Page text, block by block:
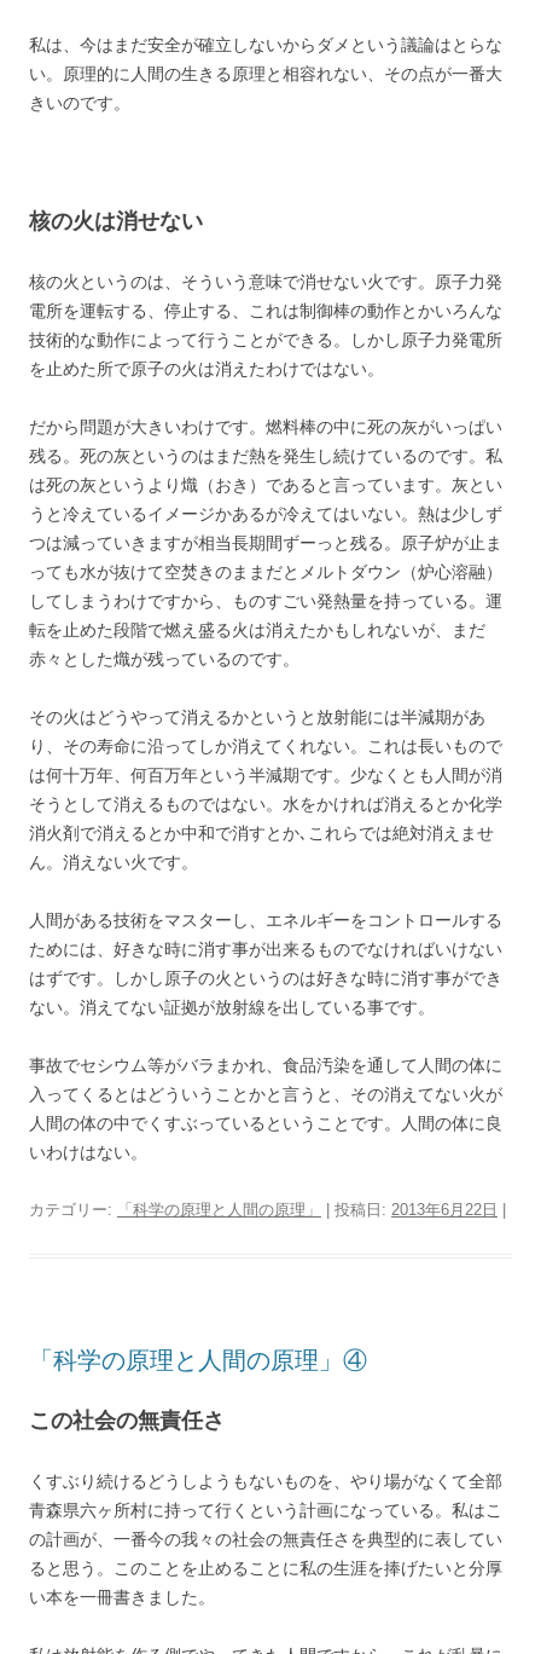
私は、今はまだ安全が確立しないからダメという議論はとらな
い。原理的に人間の生きる原理と相容れない、その点が一番大
きいのです。
核の火は消せない
核の火というのは、そういう意味で消せない火です。原子力発
電所を運転する、停止する、これは制御棒の動作とかいろんな
技術的な動作によって行うことができる。しかし原子力発電所
を止めた所で原子の火は消えたわけではない。
だから問題が大きいわけです。燃料棒の中に死の灰がいっぱい
残る。死の灰というのはまだ熱を発生し続けているのです。私
は死の灰というより熾（おき）であると言っています。灰とい
うと冷えているイメージかあるが冷えてはいない。熱は少しず
つは減っていきますが相当長期間ずーっと残る。原子炉が止ま
っても水が抜けて空焚きのままだとメルトダウン（炉心溶融）
してしまうわけですから、ものすごい発熱量を持っている。運
転を止めた段階で燃え盛る火は消えたかもしれないが、まだ
赤々とした熾が残っているのです。
その火はどうやって消えるかというと放射能には半減期があ
り、その寿命に沿ってしか消えてくれない。これは長いもので
は何十万年、何百万年という半減期です。少なくとも人間が消
そうとして消えるものではない。水をかければ消えるとか化学
消火剤で消えるとか中和で消すとか､これらでは絶対消えませ
ん。消えない火です。
人間がある技術をマスターし、エネルギーをコントロールする
ためには、好きな時に消す事が出来るものでなければいけない
はずです。しかし原子の火というのは好きな時に消す事ができ
ない。消えてない証拠が放射線を出している事です。
事故でセシウム等がバラまかれ、食品汚染を通して人間の体に
入ってくるとはどういうことかと言うと、その消えてない火が
人間の体の中でくすぶっているということです。人間の体に良
いわけはない。
カテゴリー: 「科学の原理と人間の原理」 | 投稿日: 2013年6月22日
「科学の原理と人間の原理」④
この社会の無責任さ
くすぶり続けるどうしようもないものを、やり場がなくて全部
青森県六ヶ所村に持って行くという計画になっている。私はこ
の計画が、一番今の我々の社会の無責任さを典型的に表してい
ると思う。このことを止めることに私の生涯を捧げたいと分厚
い本を一冊書きました。